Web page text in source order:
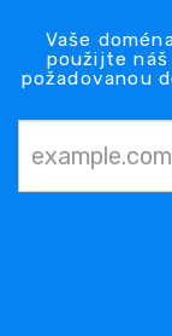
Vaše
použijte náš
požadovanou